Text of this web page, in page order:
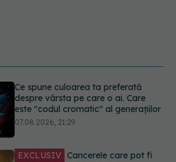
EXCLUSIV Cancerele care pot fi
prevenite. Dr. Sorin Bogdan
(SANADOR): Au metode de